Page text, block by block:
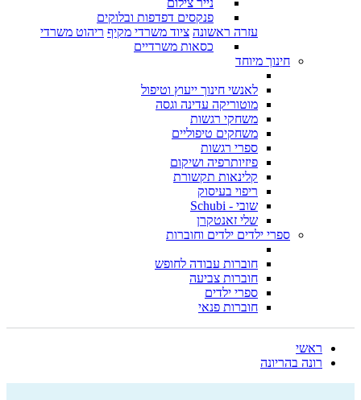
נייר צילום
פנקסים דפדפות ובלוקים
עזרה ראשונה ציוד משרדי מקיף ריהוט משרדי
כסאות משרדיים
חינוך מיוחד
לאנשי חינוך ייעוץ וטיפול
מוטוריקה עדינה וגסה
משחקי רגשות
משחקים טיפוליים
ספרי רגשות
פיזיותרפיה ושיקום
קלינאות תקשורת
ריפוי בעיסוק
שובי - Schubi
שלי זאנטקרן
ספרי ילדים ילדים וחוברות
חוברות עבודה לחופש
חוברות צביעה
ספרי ילדים
חוברות פנאי
ראשי
רונה בהריונה